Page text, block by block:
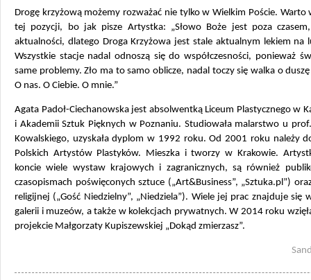
Drogę krzyżową możemy rozważać nie tylko w Wielkim Poście. Warto
tej pozycji, bo jak pisze Artystka: „Słowo Boże jest poza
aktualności, dlatego Droga Krzyżowa jest stale aktualnym lekiem na
Wszystkie stacje nadal odnoszą się do współczesności, ponieważ
same problemy. Zło ma to samo oblicze, nadal toczy się walka o duszę
O nas. O Ciebie. O mnie.”
Agata Padoł-Ciechanowska jest absolwentką Liceum Plastycznego w
i Akademii Sztuk Pięknych w Poznaniu. Studiowała malarstwo u
Kowalskiego, uzyskała dyplom w 1992 roku. Od 2001 roku należy
Polskich Artystów Plastyków. Mieszka i tworzy w Krakowie.
koncie wiele wystaw krajowych i zagranicznych, są również
czasopismach poświęconych sztuce („Art&Business”, „Sztuka.pl”)
religijnej („Gość Niedzielny”, „Niedziela”). Wiele jej prac znajduje się
galerii i muzeów, a także w kolekcjach prywatnych. W 2014 roku
projekcie Małgorzaty Kupiszewskiej „Dokąd zmierzasz”.